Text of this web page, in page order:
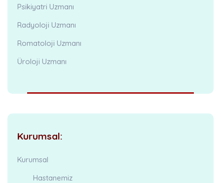
Psikiyatri Uzmanı
Radyoloji Uzmanı
Romatoloji Uzmanı
Üroloji Uzmanı
Kurumsal:
Kurumsal
Hastanemiz